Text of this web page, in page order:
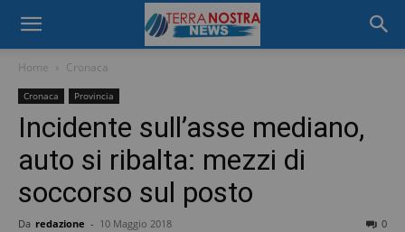
Home Cronaca
Cronaca Provincia
Incidente sull’asse mediano,
auto si ribalta: mezzi di
soccorso sul posto
Da redazione - 10 Maggio 2018 0